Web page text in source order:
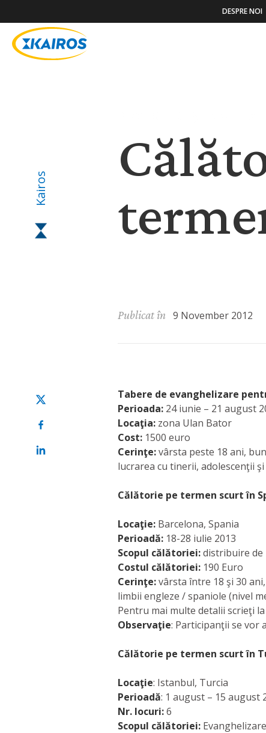
DESPRE NOI
Kairos
Publicat în 9 November 2012
Tabere de evanghelizare
Perioada: 24 iunie – 21 august
Locaţia: zona Ulan Bator
Cost: 1500 euro
Cerinţe:vârsta peste 18 ani,
lucrarea cu tinerii, adolescenţii
Călătorie pe termen scurt în
Locaţie: Barcelona, Spania
Perioadă: 18-28 iulie 2013
Scopul călătoriei:distribuire de
Costul călătoriei: 190 Euro
Cerinţe:vârsta între 18 şi 30
limbii engleze / spaniole (nivel
Pentru mai multe detalii scrieţi
Observaţie: Participanţii se vor
Călătorie pe termen scurt în
Locaţie: Istanbul, Turcia
Perioadă: 1 august – 15 august
Nr. locuri:6
Scopul călătoriei: